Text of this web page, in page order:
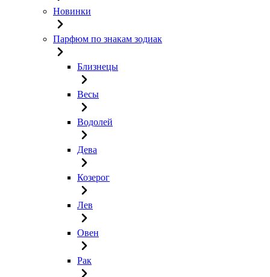
Новинки
Парфюм по знакам зодиак
Близнецы
Весы
Водолей
Дева
Козерог
Лев
Овен
Рак